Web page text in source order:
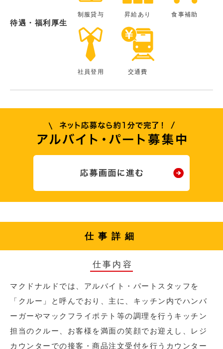
待遇・福利厚生
制服貸与 昇給あり 食事補助
社員登用 交通費
仕事詳細
仕事内容
マクドナルドでは、アルバイト・パートスタッフを
「クルー」と呼んでおり、主に、キッチン内でハンバ
ーガーやマックフライポテト等の調理を行うキッチン
担当のクルー、お客様を満面の笑顔でお迎えし、レジ
カウンターでの接客・商品注文受付を行うカウンター